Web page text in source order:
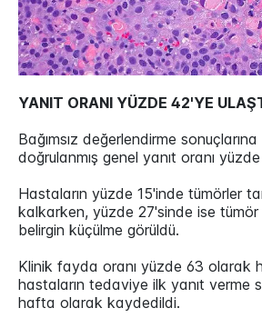
YANIT ORANI YÜZDE 42'YE
Bağımsız değerlendirme
doğrulanmış genel yanıt oranı
Hastaların yüzde 15'inde tümörler
kalkarken, yüzde 27'sinde ise tümör
belirgin küçülme görüldü.
Klinik fayda oranı yüzde 63 olarak
hastaların tedaviye ilk yanıt verme
hafta olarak kaydedildi.